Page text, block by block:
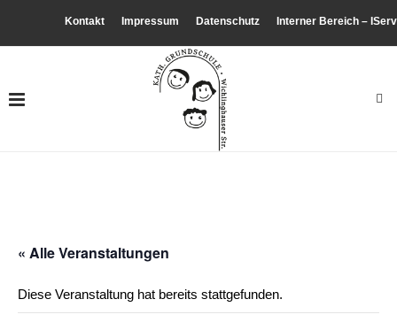
Kontakt Impressum Datenschutz Interner Bereich – IServ
« Alle Veranstaltungen
Diese Veranstaltung hat bereits stattgefunden.